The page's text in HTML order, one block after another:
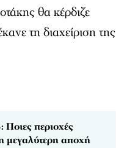
θα κέρδιζε
τη διαχείριση της
περιοχές
μεγαλύτερη αποχή